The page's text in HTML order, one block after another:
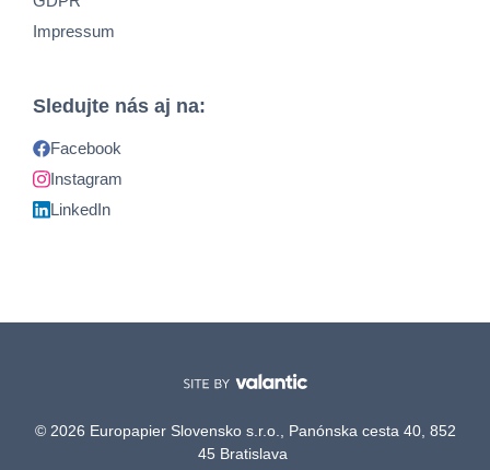
Impressum
Sledujte nás aj na:
Facebook
Instagram
LinkedIn
© 2026 Europapier Slovensko s.r.o., Panónska cesta 40, 852
45 Bratislava